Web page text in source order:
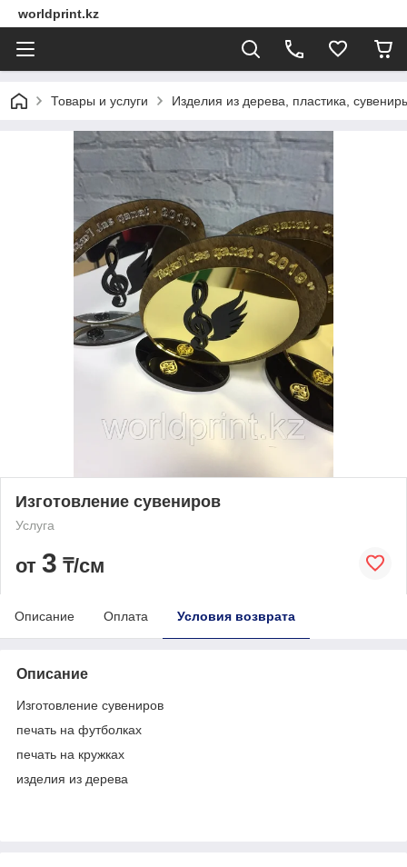
worldprint.kz
Товары и услуги Изделия из дерева, пластика,
Изготовление сувениров
Услуга
от 3 ₸/см
Описание Оплата Условия возврата
Описание
Изготовление сувениров
печать на футболках
печать на кружках
изделия из дерева